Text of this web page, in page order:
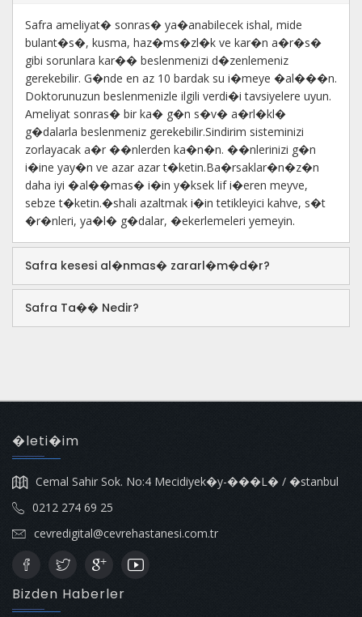
Safra ameliyat� sonras� ya�anabilecek ishal, mide
bulant�s�, kusma, haz�ms�zl�k ve kar�n a�r�s�
gibi sorunlara kar�� beslenmenizi d�zenlemeniz
gerekebilir. G�nde en az 10 bardak su i�meye �al���n.
Doktorunuzun beslenmenizle ilgili verdi�i tavsiyelere uyun.
Ameliyat sonras� bir ka� g�n s�v� a�rl�kl�
g�dalarla beslenmeniz gerekebilir.Sindirim sisteminizi
zorlayacak a�r ��nlerden ka�n�n. ��nlerinizi g�n
i�ine yay�n ve azar azar t�ketin.Ba�rsaklar�n�z�n
daha iyi �al��mas� i�in y�ksek lif i�eren meyve,
sebze t�ketin.�shali azaltmak i�in tetikleyici kahve, s�t
�r�nleri, ya�l� g�dalar, �ekerlemeleri yemeyin.
Safra kesesi al�nmas� zararl�m�d�r?
Safra Ta�� Nedir?
�leti�im
Cemal Sahir Sok. No:4 Mecidiyek�y-���L� / �stanbul
0212 274 69 25
cevredigital@cevrehastanesi.com.tr
Bizden Haberler